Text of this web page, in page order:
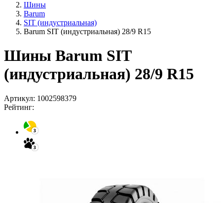
Шины
Barum
SIT (индустриальная)
Barum SIT (индустриальная) 28/9 R15
Шины Barum SIT
(индустриальная) 28/9 R15
Артикул: 1002598379
Рейтинг: